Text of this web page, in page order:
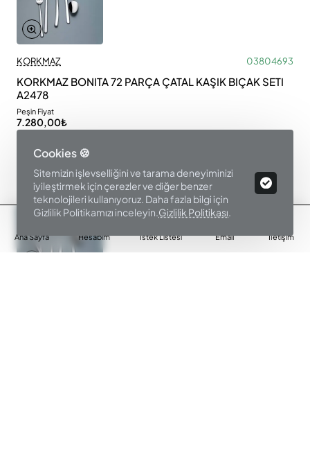
Ana Sayfa Hesabım İstek Listesi Email İletişim
Cookies 🍪
Sitemizin işlevselliğini ve tarama deneyiminizi
iyileştirmek için çerezler ve diğer benzer
teknolojileri kullanıyoruz. Daha fazla bilgi için
Gizlilik Politikamızı inceleyin.Gizlilik Politikası.
KORKMAZ 03804693
KORKMAZ BONITA 72 PARÇA ÇATAL KAŞIK BIÇAK SETI
A2478
Peşin Fiyat
7.280,00₺
Ürün Filtre